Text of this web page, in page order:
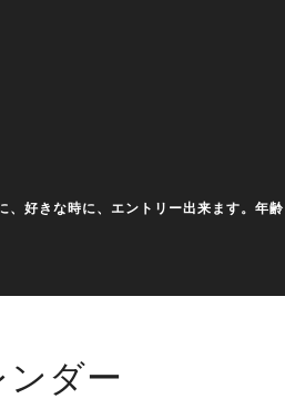
好きな時に、エントリー出来ます。年
ンダー